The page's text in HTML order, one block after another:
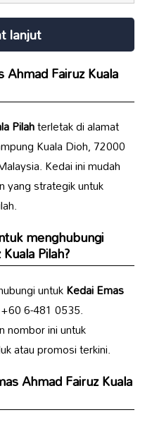
lanjut
Ahmad Fairuz Kuala
Pilahterletak di alamat
Kuala Dioh, 72000
Kedai ini mudah
yang strategik untuk
menghubungi
Pilah?
untukKedai Emas
6-481 0535.
nombor ini untuk
atau promosi terkini.
Ahmad Fairuz Kuala